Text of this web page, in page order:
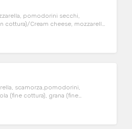
pomodorini secchi,
cottura)/Cream cheese, mozzarella
scamorza,pomodorini,
(fine cottura), grana (fine
(end of cooking), rocket (end of